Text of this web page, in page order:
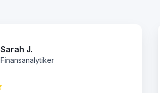
Sarah J.
Finansanalytiker